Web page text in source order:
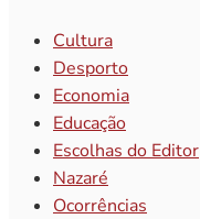
Cultura
Desporto
Economia
Educação
Escolhas do Editor
Nazaré
Ocorrências